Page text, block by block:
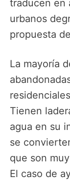
traducen en
urbanos
propuesta
La mayoría
Tienen
agua en su
se
que son
El caso de